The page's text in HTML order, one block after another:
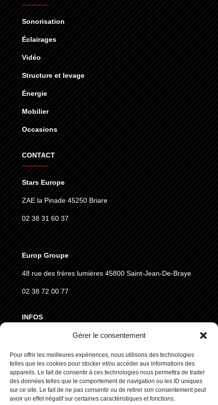
Gérer le consentement
Pour offrir les meilleures expériences, nous utilisons des technologies
telles que les cookies pour stocker et/ou accéder aux informations des
appareils. Le fait de consentir à ces technologies nous permettra de traiter
des données telles que le comportement de navigation ou les ID uniques
sur ce site. Le fait de ne pas consentir ou de retirer son consentement peut
avoir un effet négatif sur certaines caractéristiques et fonctions.
Sonorisation
Éclairages
Vidéo
Structure et levage
Énergie
Mobilier
Occasions
CONTACT
Stars Europe
ZAE la Pinade 45250 Briare
02 38 31 60 37
Europ Groupe
48 rue des frères lumières 45800 Saint-Jean-De-Braye
02 38 72 00 77
INFOS
CGVD
RGPD
SUIVEZ NOUS